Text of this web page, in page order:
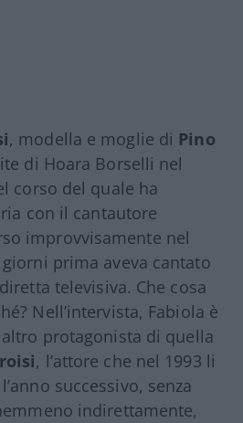
, modella e moglie di Pino
di Hoara Borselli nel
corso del quale ha
con il cantautore
improvvisamente nel
prima aveva cantato
televisiva. Che cosa
Nell’intervista, Fabiola è
protagonista di quella
, l’attore che nel 1993 li
successivo, senza
indirettamente,